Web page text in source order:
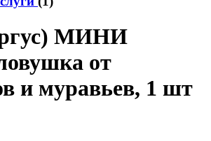
МИНИ
от
и муравьев, 1 шт